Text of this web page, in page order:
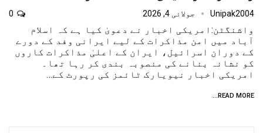
Unipak2004 جولائی 4, 2026
واشنگٹن:امریکی اخبار نے دعویٰ کیا ہے کہ اسلام
آباد میں امن مذاکرات کے لیے ایرانی وفد کے دورے
کے دوران اسرائیل، ایران کے اعلیٰ مذاکرات کاروں
کو نشانہ بنانے کی منصوبہ بندی کر رہا تھا۔
امریکی اخبار نیویارک ٹائمز کی رپورٹ کے…
READ MORE...